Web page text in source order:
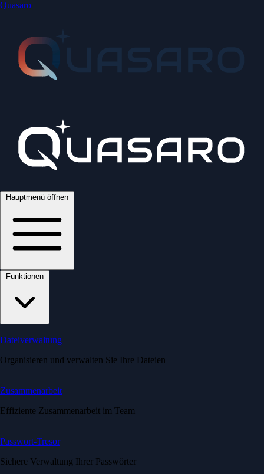
Quasaro
Hauptmenü öffnen
Dateiverwaltung
Organisieren und verwalten Sie Ihre Dateien
Zusammenarbeit
Effiziente Zusammenarbeit im Team
Passwort-Tresor
Sichere Verwaltung Ihrer Passwörter